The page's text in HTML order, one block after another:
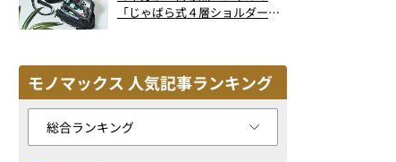
「じゃばら式４層ショルダーバ
モノマックス 人気記事ランキング